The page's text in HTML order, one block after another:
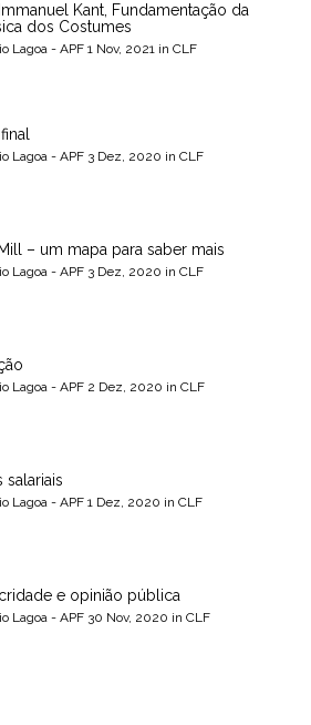
Kant, Fundamentação da
dos Costumes
Lagoa - APF 1 Nov, 2021 in CLF
Lagoa - APF 3 Dez, 2020 in CLF
– um mapa para saber mais
Lagoa - APF 3 Dez, 2020 in CLF
Lagoa - APF 2 Dez, 2020 in CLF
salariais
Lagoa - APF 1 Dez, 2020 in CLF
e opinião pública
Lagoa - APF 30 Nov, 2020 in CLF